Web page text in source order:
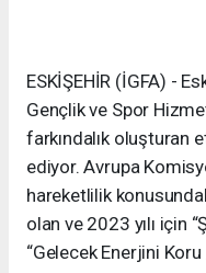
ESKİŞEHİR (İGFA) -
Gençlik ve Spor
farkındalık oluşturan
ediyor. Avrupa
hareketlilik
olan ve 2023 yılı için
“Gelecek Enerjini